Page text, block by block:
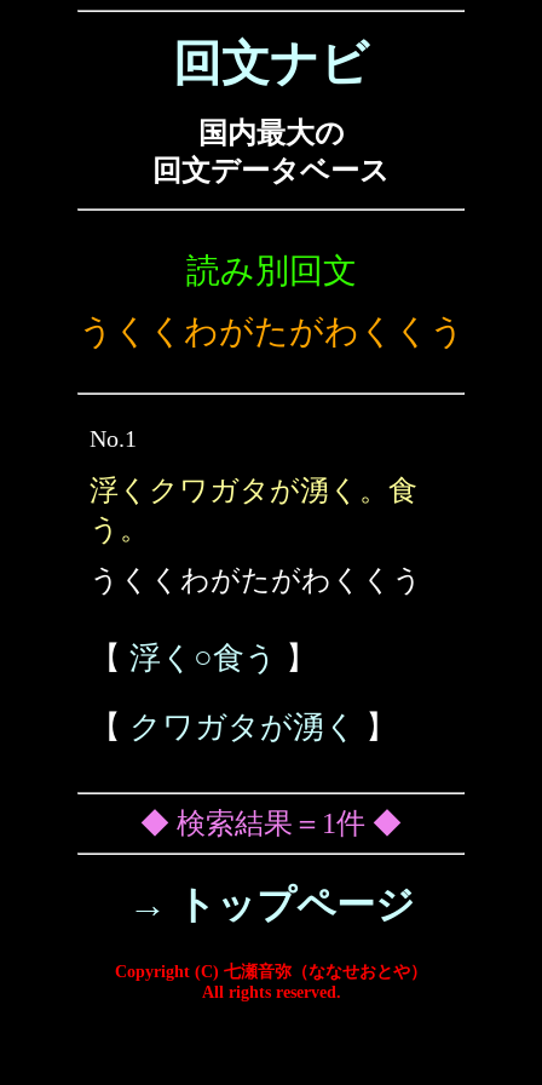
回文ナビ
国内最大の
回文データベース
読み別回文
うくくわがたがわくくう
No.1
浮くクワガタが湧く。食
う。
うくくわがたがわくくう
【 浮く○食う
】
【 クワガタが湧く 】
◆ 検索結果＝1件 ◆
→ トップページ
Copyright (C) 七瀬音弥（ななせおとや）
All rights reserved.